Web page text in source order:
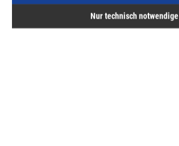
inkl. MwSt, zzgl. VersandNur technisch notwendige